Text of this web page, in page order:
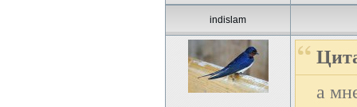
indislam
а